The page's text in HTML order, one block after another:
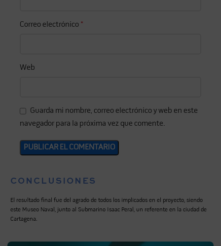
Correo electrónico *
Web
Guarda mi nombre, correo electrónico y web en este
navegador para la próxima vez que comente.
CONCLUSIONES
El resultado final fue del agrado de todos los implicados en el proyecto, siendo
este Museo Naval, junto al Submarino Isaac Peral, un referente en la ciudad de
Cartagena.